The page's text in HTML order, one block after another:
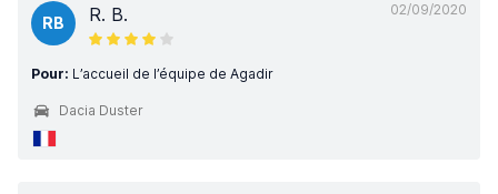
02/09/2020
RB R. B.
Pour: L’accueil de l’équipe de Agadir
Dacia Duster